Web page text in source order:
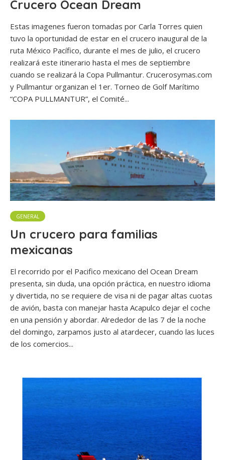
Crucero Ocean Dream
Estas imagenes fueron tomadas por Carla Torres quien
tuvo la oportunidad de estar en el crucero inaugural de la
ruta México Pacífico, durante el mes de julio, el crucero
realizará este itinerario hasta el mes de septiembre
cuando se realizará la Copa Pullmantur. Crucerosymas.com
y Pullmantur organizan el 1er. Torneo de Golf Marítimo
“COPA PULLMANTUR”, el Comité...
GENERAL
Un crucero para familias
mexicanas
El recorrido por el Pacifico mexicano del Ocean Dream
presenta, sin duda, una opción práctica, en nuestro idioma
y divertida, no se requiere de visa ni de pagar altas cuotas
de avión, basta con manejar hasta Acapulco dejar el coche
en una pensión y abordar. Alrededor de las 7 de la noche
del domingo, zarpamos justo al atardecer, cuando las luces
de los comercios...